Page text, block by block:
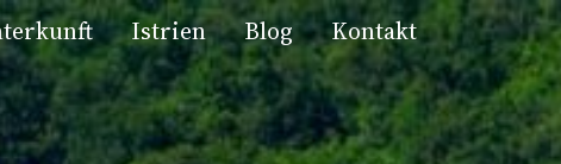
Istrien Blog Kontakt